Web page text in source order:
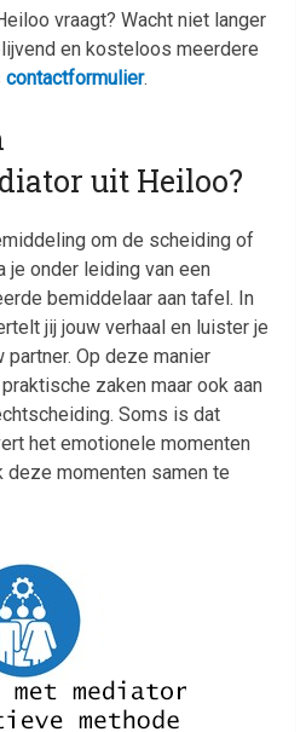
vraagt? Wacht niet langer
en kosteloos meerdere
contactformulier.
uit Heiloo?
om de scheiding of
je onder leiding van een
bemiddelaar aan tafel. In
jij jouw verhaal en luister je
partner. Op deze manier
zaken maar ook aan
Soms is dat
het emotionele momenten
deze momenten samen te